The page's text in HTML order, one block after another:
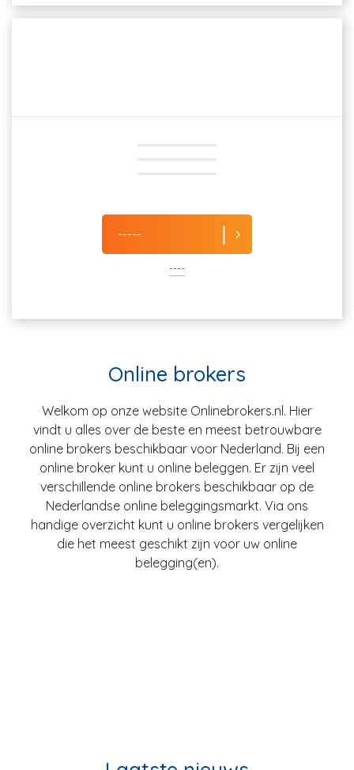
-----
----
Online brokers
Welkom op onze website Onlinebrokers.nl. Hier
vindt u alles over de beste en meest betrouwbare
online brokers beschikbaar voor Nederland. Bij een
online broker kunt u online beleggen. Er zijn veel
verschillende online brokers beschikbaar op de
Nederlandse online beleggingsmarkt. Via ons
handige overzicht kunt u online brokers vergelijken
die het meest geschikt zijn voor uw online
belegging(en).